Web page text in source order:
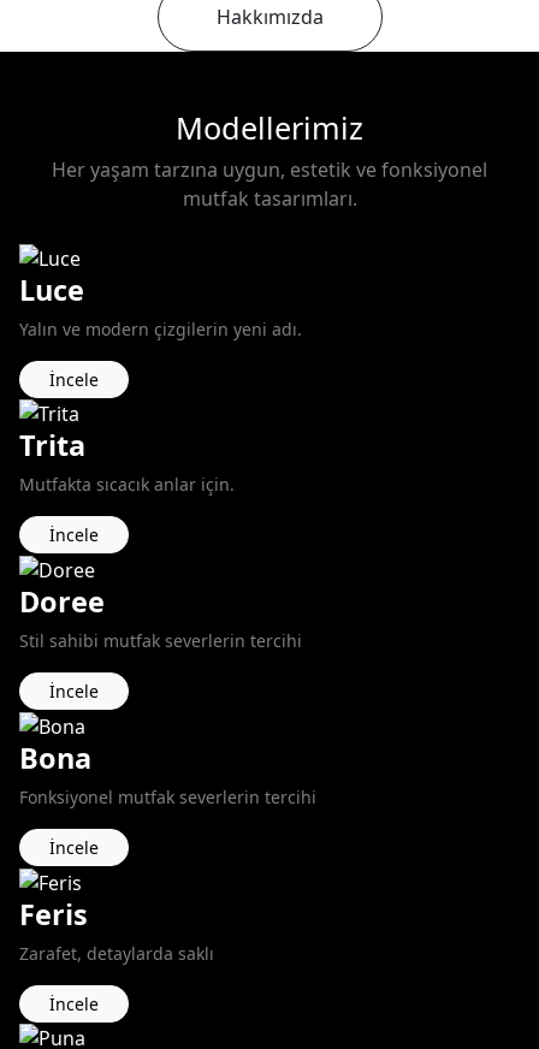
Hakkımızda
Modellerimiz
Her yaşam tarzına uygun, estetik ve fonksiyonel
mutfak tasarımları.
Luce
Yalın ve modern çizgilerin yeni adı.
İncele
Trita
Mutfakta sıcacık anlar için.
İncele
Doree
Stil sahibi mutfak severlerin tercihi
İncele
Bona
Fonksiyonel mutfak severlerin tercihi
İncele
Feris
Zarafet, detaylarda saklı
İncele